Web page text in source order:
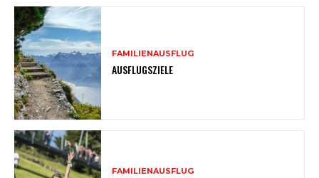
FAMILIENAUSFLUG
AUSFLUGSZIELE
FAMILIENAUSFLUG